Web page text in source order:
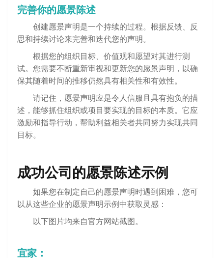
完善你的愿景陈述
创建愿景声明是一个持续的过程。根据反馈、反
思和持续讨论来完善和迭代您的声明。
根据您的组织目标、价值观和愿望对其进行测
试。您需要不断重新审视和更新您的愿景声明，以确
保其随着时间的推移仍然具有相关性和有效性。
请记住，愿景声明应是令人信服且具有抱负的描
述，能够抓住组织或项目要实现的目标的本质。它应
激励和指导行动，帮助利益相关者共同努力实现共同
目标。
成功公司的愿景陈述示例
如果您在制定自己的愿景声明时遇到困难，您可
以从这些企业的愿景声明示例中获取灵感：
以下图片均来自官方网站截图。
宜家：